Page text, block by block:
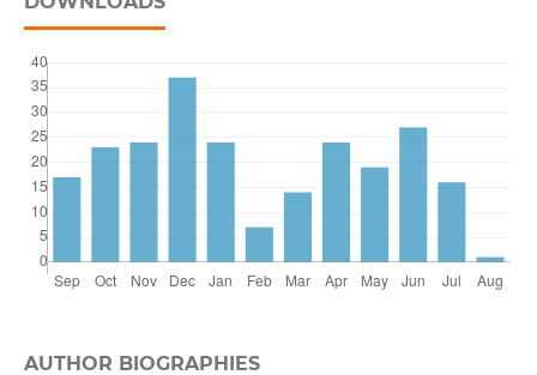
AUTHOR BIOGRAPHIES